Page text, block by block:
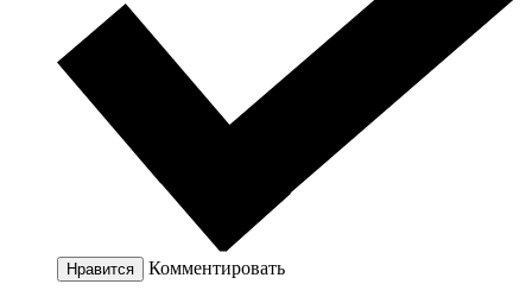
Нравится Комментировать